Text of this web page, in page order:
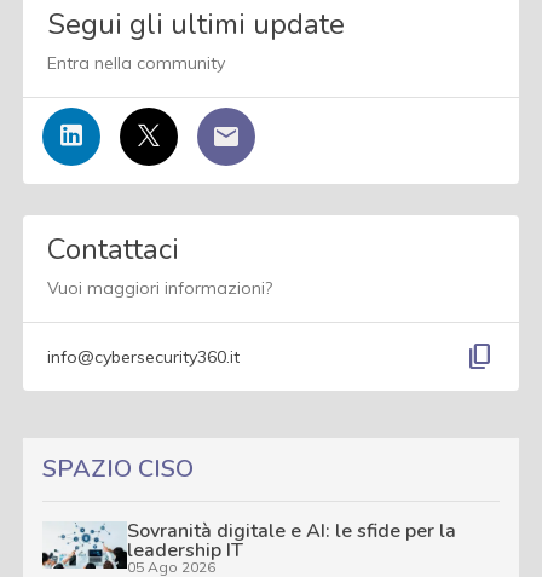
Segui gli ultimi update
Entra nella community
Contattaci
Vuoi maggiori informazioni?
info@cybersecurity360.it content_copy
SPAZIO CISO
Sovranità digitale e AI: le sfide per la
leadership IT
05 Ago 2026